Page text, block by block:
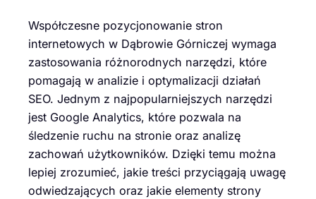
Współczesne pozycjonowanie stron
internetowych w Dąbrowie Górniczej wymaga
zastosowania różnorodnych narzędzi, które
pomagają w analizie i optymalizacji działań
SEO. Jednym z najpopularniejszych narzędzi
jest Google Analytics, które pozwala na
śledzenie ruchu na stronie oraz analizę
zachowań użytkowników. Dzięki temu można
lepiej zrozumieć, jakie treści przyciągają uwagę
odwiedzających oraz jakie elementy strony